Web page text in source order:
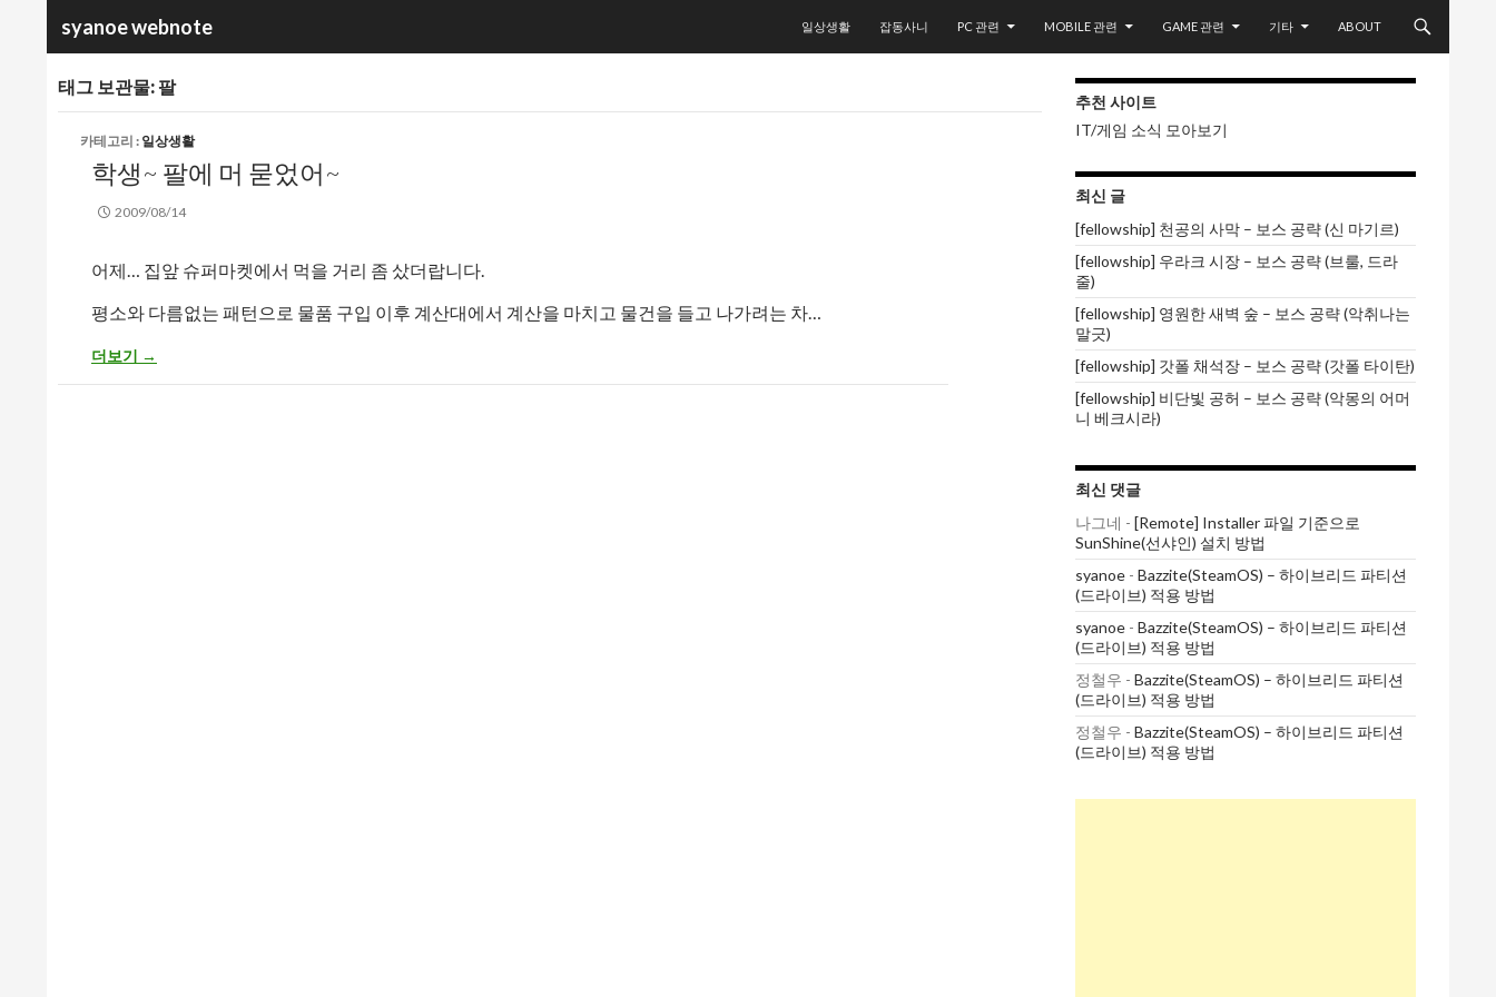
syanoe webnote
색
일상생활
잡동사니 PC 관련 MOBILE 관련 GAME 관련 기타 ABOUT
태그 보관물: 팔
카테고리 : 일상생활
학생~ 팔에 머 묻었어~
2009/08/14
어제… 집앞 슈퍼마켓에서 먹을 거리 좀 샀더랍니다.
평소와 다름없는 패턴으로 물품 구입 이후 계산대에서 계산을 마치고 물건을 들고 나가려는 차…
학생~ 팔에 머 묻었어~
더보기 →
추천 사이트
IT/게임 소식 모아보기
최신 글
[fellowship] 천공의 사막 – 보스 공략 (신 마기르)
[fellowship] 우라크 시장 – 보스 공략 (브룰, 드라
줄)
[fellowship] 영원한 새벽 숲 – 보스 공략 (악취나는
말긋)
[fellowship] 갓폴 채석장 – 보스 공략 (갓폴 타이탄)
[fellowship] 비단빛 공허 – 보스 공략 (악몽의 어머
니 베크시라)
최신 댓글
나그네 - [Remote] Installer 파일 기준으로
SunShine(선샤인) 설치 방법
syanoe - Bazzite(SteamOS) – 하이브리드 파티션
(드라이브) 적용 방법
syanoe - Bazzite(SteamOS) – 하이브리드 파티션
(드라이브) 적용 방법
정철우 - Bazzite(SteamOS) – 하이브리드 파티션
(드라이브) 적용 방법
정철우 - Bazzite(SteamOS) – 하이브리드 파티션
(드라이브) 적용 방법